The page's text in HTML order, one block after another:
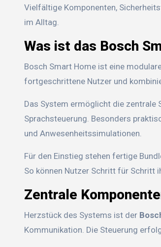
Vielfältige Komponenten,
im Alltag.
Was ist das Bosch
Bosch Smart Home ist eine
fortgeschrittene Nutzer und
Das System ermöglicht die zentrale
Sprachsteuerung. Besonders
und Anwesenheitssimulationen.
Für den Einstieg stehen fertige
So können Nutzer Schritt für Schritt
Zentrale
Herzstück des Systems ist der
Kommunikation. Die Steuerung